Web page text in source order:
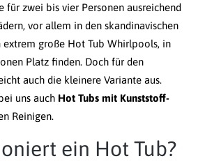
für zwei bis vier Personen ausreichend
vor allem in den skandinavischen
extrem große Hot Tub Whirlpools, in
Platz finden. Doch für den
auch die kleinere Variante aus.
uns auch Hot Tubs mit Kunststoff-
Reinigen.
ein Hot Tub?